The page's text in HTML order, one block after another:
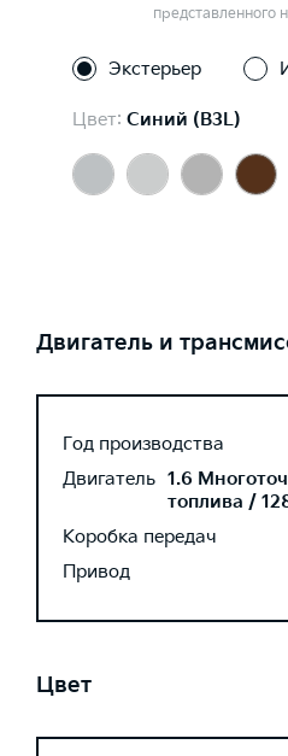
представленного
Экстерьер
Цвет: Синий (B3L)
Двигатель и
Год производства
Двигатель 1.6
топлива /
Коробка передач
Привод
Цвет